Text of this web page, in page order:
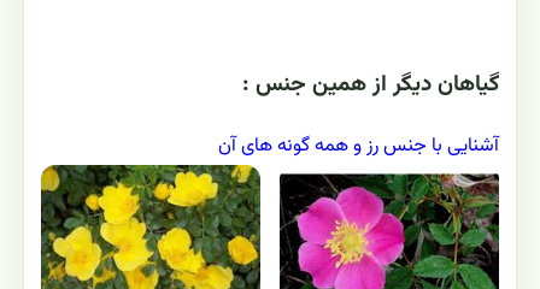
گياهان ديگر از همين جنس :
آشنایی با جنس رز و همه گونه های آن